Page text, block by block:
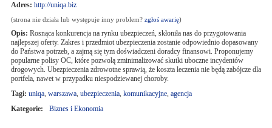
Adres: http://uniqa.biz
(strona nie działa lub występuje inny problem? zgłoś awarię)
Opis: Rosnąca konkurencja na rynku ubezpieczeń, skłoniła nas do przygotowania
najlepszej oferty. Zakres i przedmiot ubezpieczenia zostanie odpowiednio dopasowany
do Państwa potrzeb, a zajmą się tym doświadczeni doradcy finansowi. Proponujemy
popularne polisy OC, które pozwolą zminimalizować skutki uboczne incydentów
drogowych. Ubezpieczenia zdrowotne sprawią, że koszta leczenia nie będą zabójcze dla
portfela, nawet w przypadku niespodziewanej choroby.
Tagi: uniqa, warszawa, ubezpieczenia, komunikacyjne, agencja
Kategorie:
Biznes i Ekonomia